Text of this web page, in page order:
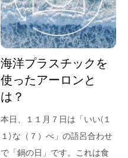
海洋プラスチックを
使ったアーロンと
は？
本日、１１月７日は「いい(１
１) な（７）べ」の語呂合わせ
で「鍋の日」です。これは食